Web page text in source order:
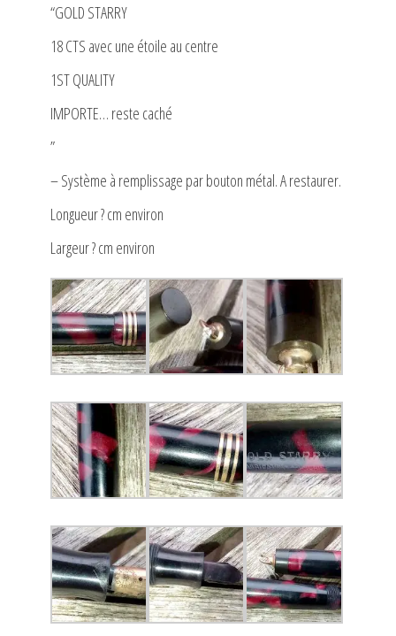
“GOLD STARRY
18 CTS avec une étoile au centre
1ST QUALITY
IMPORTE… reste caché
”
– Système à remplissage par bouton métal. A restaurer.
Longueur ? cm environ
Largeur ? cm environ